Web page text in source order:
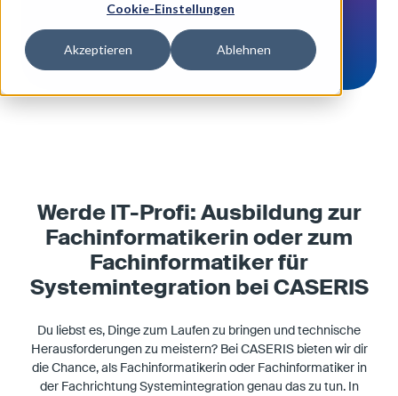
Cookie-Einstellungen
Akzeptieren Ablehnen
Werde IT-Profi: Ausbildung zur
Fachinformatikerin oder zum
Fachinformatiker für
Systemintegration bei CASERIS
Du liebst es, Dinge zum Laufen zu bringen und technische
Herausforderungen zu meistern? Bei CASERIS bieten wir dir
die Chance, als Fachinformatikerin oder Fachinformatiker in
der Fachrichtung Systemintegration genau das zu tun. In